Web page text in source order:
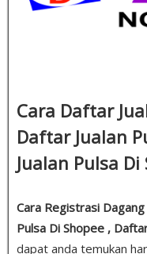
Cara Daftar
Daftar Jualan
Jualan Pulsa
Cara Registrasi
Pulsa Di Shopee ,
dapat anda temukan